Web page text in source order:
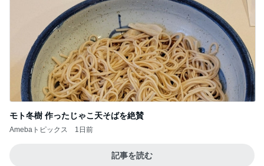
モト冬樹 作ったじゃこ天そばを絶賛
Amebaトピックス 1日前
記事を読む